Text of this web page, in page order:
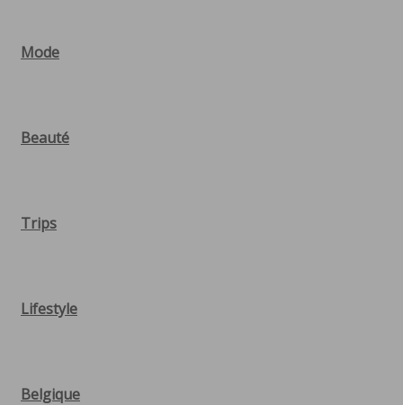
Mode
Beauté
Trips
Lifestyle
Belgique